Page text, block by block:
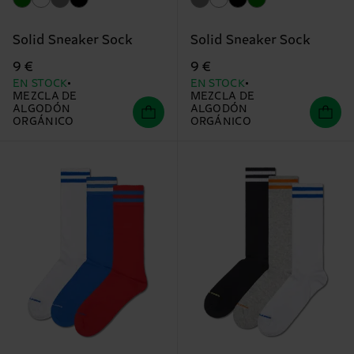
Solid Sneaker Sock
9 €
EN STOCK
MEZCLA DE
ALGODÓN
ORGÁNICO
Solid Sneaker Sock
9 €
EN STOCK
MEZCLA DE
ALGODÓN
ORGÁNICO